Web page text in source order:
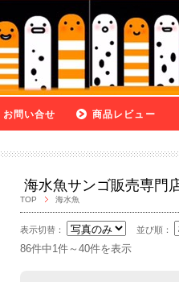
お問い合せ 商品レビュー
海水魚サンゴ販売専門
TOP 海水魚
表示切替： 並び順：
86件中1件～40件を表示